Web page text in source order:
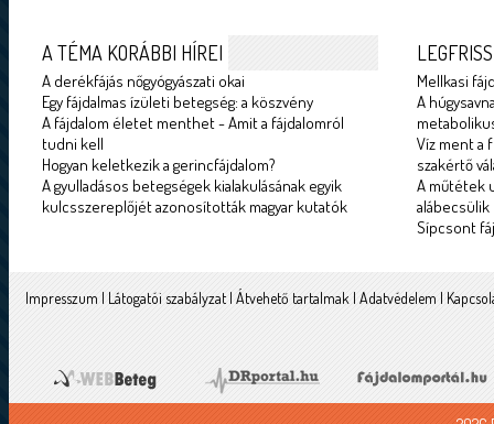
A TÉMA KORÁBBI HÍREI
A derékfájás nőgyógyászati okai
Egy fájdalmas ízületi betegség: a köszvény
A fájdalom életet menthet - Amit a fájdalomról
tudni kell
Hogyan keletkezik a gerincfájdalom?
A gyulladásos betegségek kialakulásának egyik
kulcsszereplőjét azonosították magyar kutatók
Mellkasi
A
Víz ment a
szakértő
A műtétek
alábecsülik
Sípcsont
Impresszum | Látogatói szabályzat | Átvehető tartalmak | Adatvédelem |